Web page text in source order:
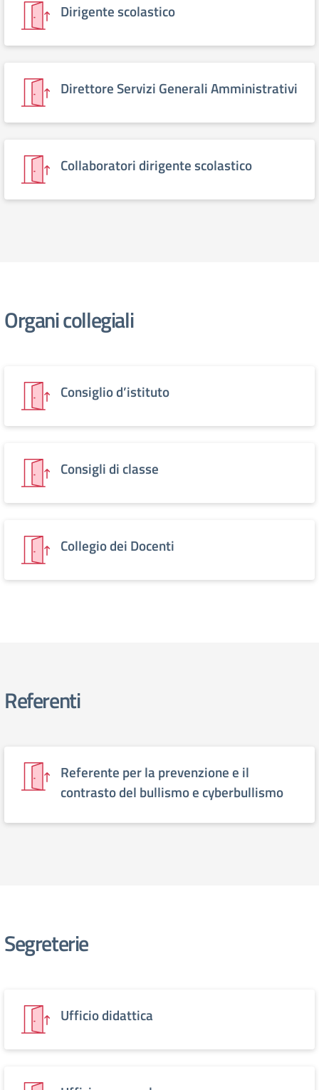
Dirigente scolastico
Direttore Servizi Generali Amministrativi
Collaboratori dirigente scolastico
Organi collegiali
Consiglio d’istituto
Consigli di classe
Collegio dei Docenti
Referenti
Referente per la prevenzione e il
contrasto del bullismo e cyberbullismo
Segreterie
Ufficio didattica